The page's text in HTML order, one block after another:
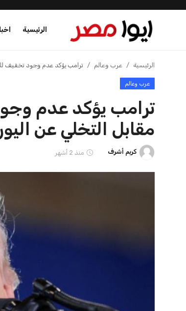
الرئيسية
الرئيسية
اخبار مصر
عرب وعالم
اخبار الرياضة
الرئيسية عرب وعالم ترامب يؤكد عدم وجود تخفيف
عرب وعالم
ترامب يؤكد عدم
مقابل التخلي عن
كريم أشرف منذ 2 أشهر